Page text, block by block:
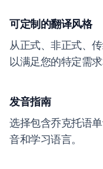
可定制的翻译风格
从正式、非正式、
以满足您的特定需求
发音指南
选择包含乔克托语
音和学习语言。